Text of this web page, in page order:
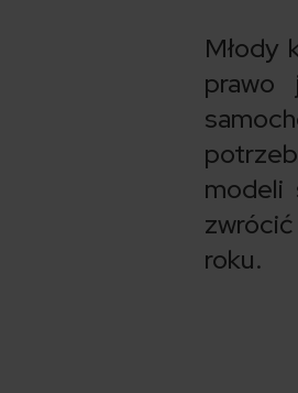
Młody
prawo
modeli
roku.